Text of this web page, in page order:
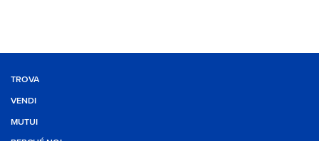
TROVA
VENDI
MUTUI